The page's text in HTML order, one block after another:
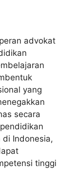
advokat
yang
secara
Indonesia,
tinggi